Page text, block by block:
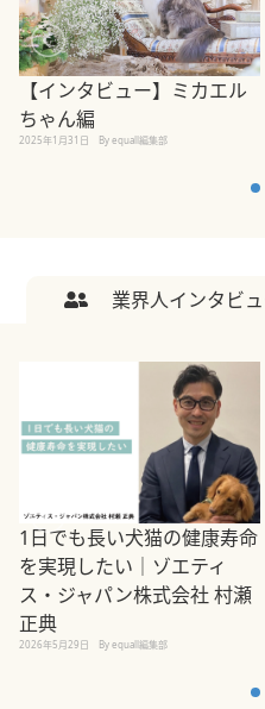
【インタビュー】ミカエル
ちゃん編
2025年1月31日 By equall編集部
業界人インタビュ
1日でも長い犬猫の健康寿命
を実現したい｜ゾエティ
ス・ジャパン株式会社 村瀬
正典
2026年5月29日 By equall編集部